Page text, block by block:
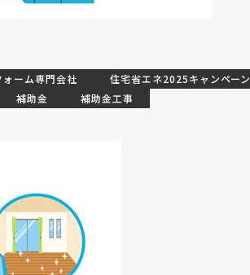
ォーム専門会社
住宅省エネ2025キャンペーン
補助金 補助金工事